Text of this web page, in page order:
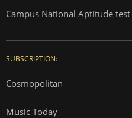
Campus National Aptitude test
SUBSCRIPTION:
Cosmopolitan
Music Today